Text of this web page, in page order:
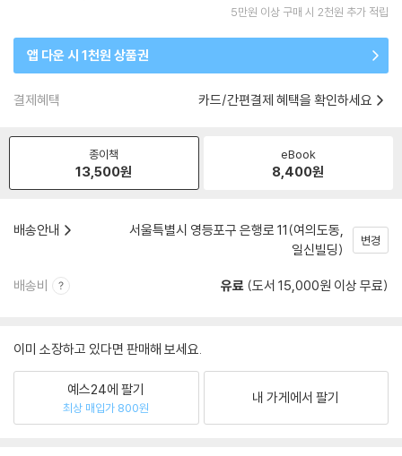
5만원 이상 구매 시 2천원 추가 적립
앱 다운 시 1천원 상품권
결제혜택 카드/간편결제 혜택을 확인하세요
종이책
13,500원
eBook
8,400원
배송안내
서울특별시 영등포구 은행로 11(여의도동,
일신빌딩)
변경
배송비 유료 (도서 15,000원 이상 무료)
이미 소장하고 있다면 판매해 보세요.
예스24에 팔기
최상 매입가 800원
내 가게에서 팔기